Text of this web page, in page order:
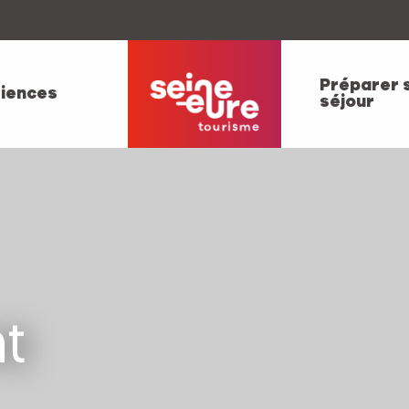
Préparer
séjour